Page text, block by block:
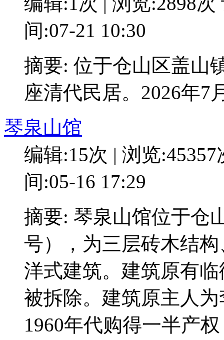
间:07-21 10:30
摘要: 位于仓山区盖山
座清代民居。2026年7
琴泉山馆
编辑:15次 | 浏览:45357
间:05-16 17:29
摘要: 琴泉山馆位于仓
号），为三层砖木结
洋式建筑。建筑原有
被拆除。建筑原主人
1960年代购得一半产